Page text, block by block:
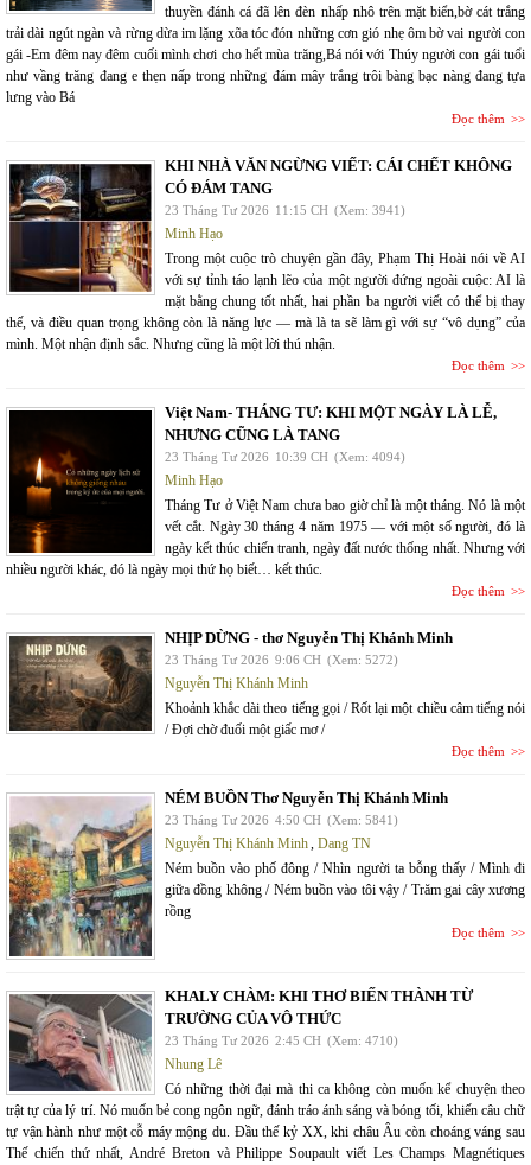
thuyền đánh cá đã lên đèn nhấp nhô trên mặt biển,bờ cát trắng
trải dài ngút ngàn và rừng dừa im lặng xõa tóc đón những cơn gió nhẹ ôm bờ vai người con
gái -Em đêm nay đêm cuối mình chơi cho hết mùa trăng,Bá nói với Thúy người con gái tuổi
như vầng trăng đang e thẹn nấp trong những đám mây trắng trôi bàng bạc nàng đang tựa
lưng vào Bá
Đọc thêm
KHI NHÀ VĂN NGỪNG VIẾT: CÁI CHẾT KHÔNG
CÓ ĐÁM TANG
23 Tháng Tư 2026 11:15 CH (Xem: 3941)
Minh Hạo
Trong một cuộc trò chuyện gần đây, Phạm Thị Hoài nói về AI
với sự tỉnh táo lạnh lẽo của một người đứng ngoài cuộc: AI là
mặt bằng chung tốt nhất, hai phần ba người viết có thể bị thay
thế, và điều quan trọng không còn là năng lực — mà là ta sẽ làm gì với sự “vô dụng” của
mình. Một nhận định sắc. Nhưng cũng là một lời thú nhận.
Đọc thêm
Việt Nam- THÁNG TƯ: KHI MỘT NGÀY LÀ LỄ,
NHƯNG CŨNG LÀ TANG
23 Tháng Tư 2026 10:39 CH (Xem: 4094)
Minh Hạo
Tháng Tư ở Việt Nam chưa bao giờ chỉ là một tháng. Nó là một
vết cắt. Ngày 30 tháng 4 năm 1975 — với một số người, đó là
ngày kết thúc chiến tranh, ngày đất nước thống nhất. Nhưng với
nhiều người khác, đó là ngày mọi thứ họ biết… kết thúc.
Đọc thêm
NHỊP DỪNG - thơ Nguyễn Thị Khánh Minh
23 Tháng Tư 2026 9:06 CH (Xem: 5272)
Nguyễn Thị Khánh Minh
Khoảnh khắc dài theo tiếng gọi / Rốt lại một chiều câm tiếng nói
/ Đợi chờ đuối một giấc mơ /
Đọc thêm
NÉM BUỒN Thơ Nguyễn Thị Khánh Minh
23 Tháng Tư 2026 4:50 CH (Xem: 5841)
Nguyễn Thị Khánh Minh, Dang TN
Ném buồn vào phố đông / Nhìn người ta bỗng thấy / Mình đi
giữa đồng không / Ném buồn vào tôi vậy / Trăm gai cây xương
rồng
Đọc thêm
KHALY CHÀM: KHI THƠ BIẾN THÀNH TỪ
TRƯỜNG CỦA VÔ THỨC
23 Tháng Tư 2026 2:45 CH (Xem: 4710)
Nhung Lê
Có những thời đại mà thi ca không còn muốn kể chuyện theo
trật tự của lý trí. Nó muốn bẻ cong ngôn ngữ, đánh tráo ánh sáng và bóng tối, khiến câu chữ
tự vận hành như một cỗ máy mộng du. Đầu thế kỷ XX, khi châu Âu còn choáng váng sau
Thế chiến thứ nhất, André Breton và Philippe Soupault viết Les Champs Magnétiques